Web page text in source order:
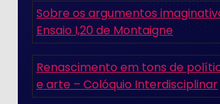
Sobre os argumentos
Ensaio I,20 de Montaigne
Renascimento em tons de
e arte – Colóquio Interdisciplinar